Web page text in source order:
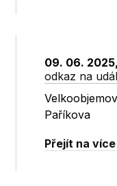
09. 06.
odkaz na
Paříkova
Přejít na